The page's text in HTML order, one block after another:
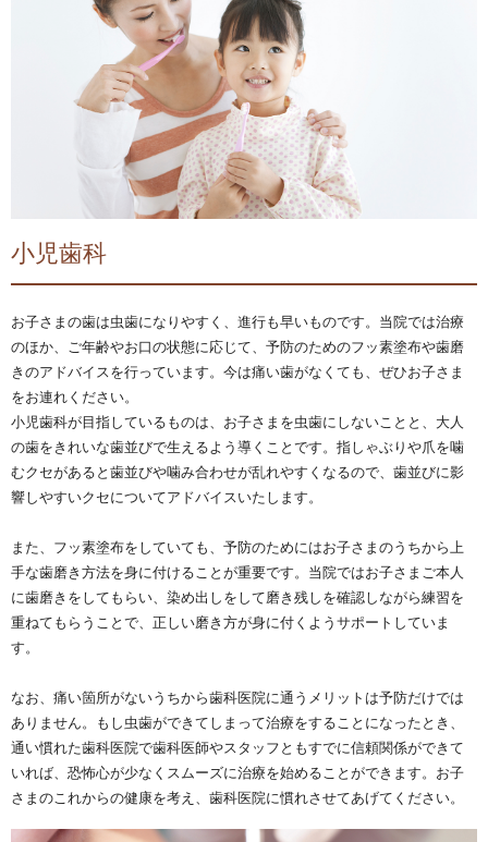
小児歯科
お子さまの歯は虫歯になりやすく、進行も早いものです。当院では治療
のほか、ご年齢やお口の状態に応じて、予防のためのフッ素塗布や歯磨
きのアドバイスを行っています。今は痛い歯がなくても、ぜひお子さま
をお連れください。
小児歯科が目指しているものは、お子さまを虫歯にしないことと、大人
の歯をきれいな歯並びで生えるよう導くことです。指しゃぶりや爪を噛
むクセがあると歯並びや噛み合わせが乱れやすくなるので、歯並びに影
響しやすいクセについてアドバイスいたします。
また、フッ素塗布をしていても、予防のためにはお子さまのうちから上
手な歯磨き方法を身に付けることが重要です。当院ではお子さまご本人
に歯磨きをしてもらい、染め出しをして磨き残しを確認しながら練習を
重ねてもらうことで、正しい磨き方が身に付くようサポートしていま
す。
なお、痛い箇所がないうちから歯科医院に通うメリットは予防だけでは
ありません。もし虫歯ができてしまって治療をすることになったとき、
通い慣れた歯科医院で歯科医師やスタッフともすでに信頼関係ができて
いれば、恐怖心が少なくスムーズに治療を始めることができます。お子
さまのこれからの健康を考え、歯科医院に慣れさせてあげてください。